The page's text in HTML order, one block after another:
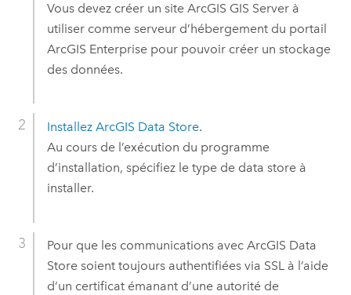
Vous devez créer un site ArcGIS GIS Serverà
utiliser comme serveur d’hébergement du portail
ArcGIS Enterprisepour pouvoir créer un stockage
des données.
Installez ArcGIS Data Store.
Au cours de l’exécution du programme
d’installation, spécifiez le type de data store à
installer.
Pour que les communications avec ArcGIS Data
Storesoient toujours authentifiées via SSL à l’aide
d’un certificat émanant d’une autorité de